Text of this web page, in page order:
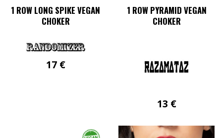
1 ROW LONG SPIKE VEGAN
CHOKER
17 €
1 ROW PYRAMID VEGAN
CHOKER
13 €